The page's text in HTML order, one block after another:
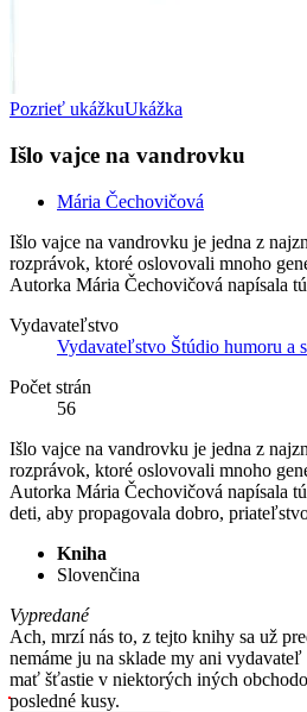
Pozrieť ukážkuUkážka
Išlo vajce na vandrovku
Mária Čechovičová
Išlo vajce na vandrovku je jedna z
rozprávok, ktoré oslovovali mnoho
Autorka Mária Čechovičová napísala
Vydavateľstvo
Vydavateľstvo Štúdio humoru a
Počet strán
56
Išlo vajce na vandrovku je jedna z
rozprávok, ktoré oslovovali mnoho
Autorka Mária Čechovičová napísala
deti, aby propagovala dobro,
Kniha
Slovenčina
Vypredané
Ach, mrzí nás to, z tejto knihy sa už
nemáme ju na sklade my ani
mať šťastie v niektorých iných
posledné kusy.